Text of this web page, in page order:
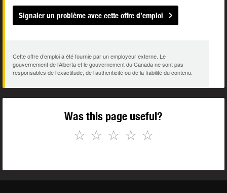
Signaler un problème avec cette offre d’emploi
Cette offre d’emploi a été fournie par un employeur externe. Le
gouvernement de l’Alberta et le gouvernement du Canada ne sont pas
responsables de l’exactitude, de l’authenticité ou de la fiabilité du contenu.
Was this page useful?
☆
☆
☆
☆
☆